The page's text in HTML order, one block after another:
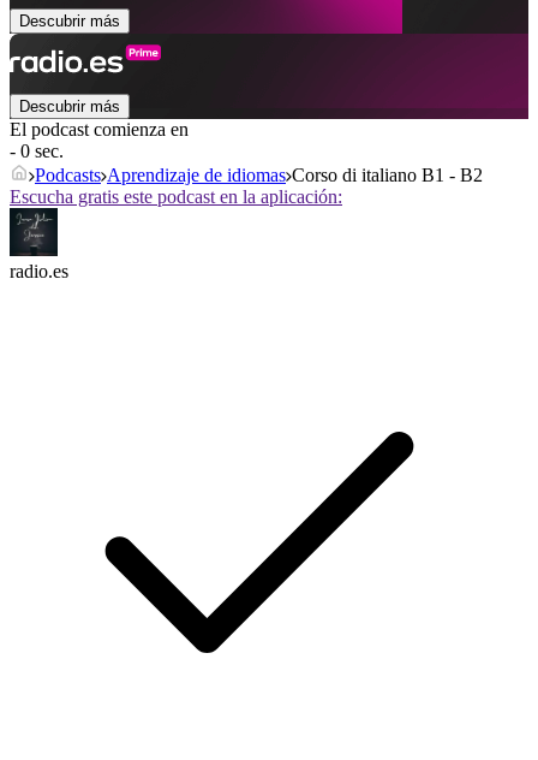
Descubrir más
Descubrir más
El podcast comienza en
- 0 sec.
Podcasts Aprendizaje de idiomas Corso di italiano B1 - B2
Escucha gratis este podcast en la aplicación:
radio.es